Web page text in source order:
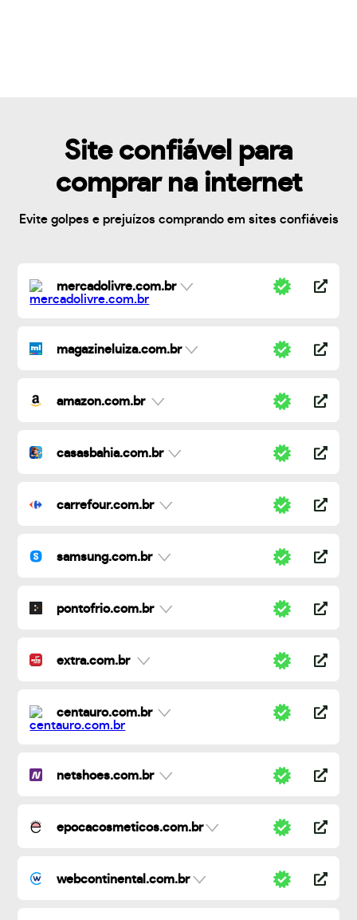
Site confiável para
comprar na internet
Evite golpes e prejuízos comprando em sites confiáveis
mercadolivre.com.br
magazineluiza.com.br
amazon.com.br
casasbahia.com.br
carrefour.com.br
samsung.com.br
pontofrio.com.br
extra.com.br
centauro.com.br
netshoes.com.br
epocacosmeticos.com.br
webcontinental.com.br